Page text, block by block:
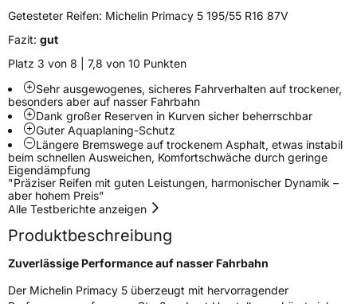
Rollgeräusch (Klasse) B
Rollgeräusch (dB) 70
FahrzeugklasseC1
3PMSF / Schneeflockensymbol / Alpine-Symbol Nein
EPREL ID2188433
Allgemeine Produktsicherheit (GPSR)
HerstellerkontaktMANUFACTURE FRANCAISE DES
PNEUMATIQUES MICHELIN, place des
Carmes-Déchaux 23 63000 Clermont-
Getesteter Reifen: Michelin Primacy 5 195/55 R16 87V
Fazit: gut
Platz 3 von 8 | 7,8 von 10 Punkten
Sehr ausgewogenes, sicheres Fahrverhalten auf trockener,
besonders aber auf nasser Fahrbahn
Dank großer Reserven in Kurven sicher beherrschbar
Guter Aquaplaning-Schutz
Längere Bremswege auf trockenem Asphalt, etwas instabil
beim schnellen Ausweichen, Komfortschwäche durch geringe
Eigendämpfung
"Präziser Reifen mit guten Leistungen, harmonischer Dynamik –
aber hohem Preis"
Alle Testberichte anzeigen
Produktbeschreibung
Zuverlässige Performance auf nasser Fahrbahn
Der Michelin Primacy 5 überzeugt mit hervorragender